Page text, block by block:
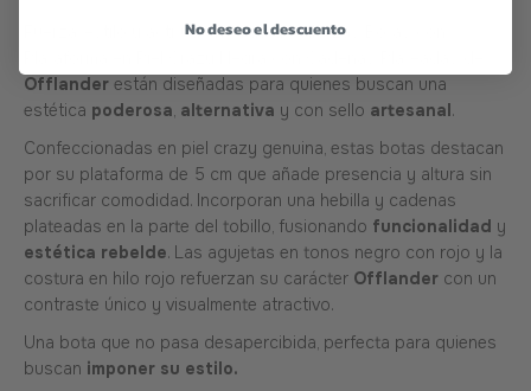
Fuerza, estilo y actitud en cada detalle. Las Botas con
Offlander están diseñadas para quienes buscan una
estética poderosa alternativa y con sello artesanal.
Confeccionadas en piel crazy genuina, estas botas destacan
por su plataforma de 5 cm que añade presencia y altura sin
sacrificar comodidad. Incorporan una hebilla y cadenas
plateadas en la parte del tobillo, fusionando funcionalidad y
estética rebelde. Las agujetas en tonos negro con rojo y la
costura en hilo rojo refuerzan su carácter Offlander con un
contraste único y visualmente atractivo.
Una bota que no pasa desapercibida, perfecta para quienes
buscan imponer su estilo.
No deseo el descuento